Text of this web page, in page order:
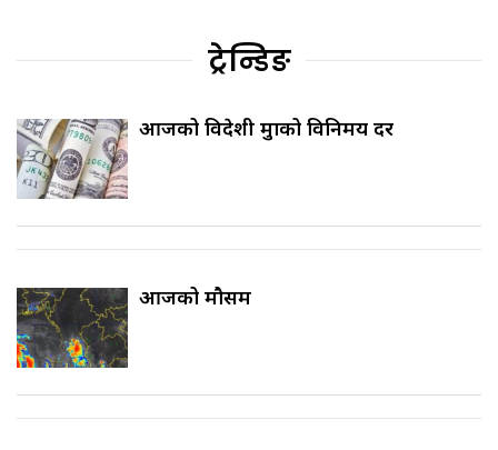
ट्रेन्डिङ
आजको विदेशी मुद्राको विनिमय दर
आजको मौसम